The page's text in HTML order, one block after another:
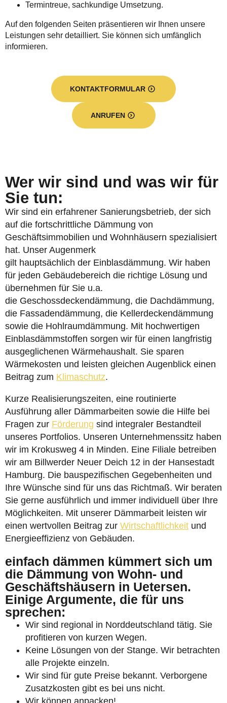
Termintreue, sachkundige Umsetzung.
Auf den folgenden Seiten präsentieren wir Ihnen unsere
Leistungen sehr detailliert. Sie können sich umfänglich
informieren.
KONTAKTFORMULAR
ANRUFEN
Wer wir sind und was wir für
Sie tun:
Wir sind ein erfahrener Sanierungsbetrieb, der sich
auf die fortschrittliche Dämmung von
Geschäftsimmobilien und Wohnhäusern spezialisiert
hat. Unser Augenmerk
gilt hauptsächlich der Einblasdämmung. Wir haben
für jeden Gebäudebereich die richtige Lösung und
übernehmen für Sie u.a.
die Geschossdeckendämmung, die Dachdämmung,
die Fassadendämmung, die Kellerdeckendämmung
sowie die Hohlraumdämmung. Mit hochwertigen
Einblasdämmstoffen sorgen wir für einen langfristig
ausgeglichenen Wärmehaushalt. Sie sparen
Wärmekosten und leisten gleichen Augenblick einen
Beitrag zum Klimaschutz.
Kurze Realisierungszeiten, eine routinierte
Ausführung aller Dämmarbeiten sowie die Hilfe bei
Fragen zur Förderung sind integraler Bestandteil
unseres Portfolios. Unseren Unternehmenssitz haben
wir im Krokusweg 4 in Minden. Eine Filiale betreiben
wir am Billwerder Neuer Deich 12 in der Hansestadt
Hamburg. Die bauspezifischen Gegebenheiten und
Ihre Wünsche sind für uns das Richtmaß. Wir beraten
Sie gerne ausführlich und immer individuell über Ihre
Möglichkeiten. Mit unserer Dämmarbeit leisten wir
einen wertvollen Beitrag zur Wirtschaftlichkeit und
Energieeffizienz von Gebäuden.
einfach dämmen kümmert sich um
die Dämmung von Wohn- und
Geschäftshäusern in Uetersen.
Einige Argumente, die für uns
sprechen:
Wir sind regional in Norddeutschland tätig. Sie
profitieren von kurzen Wegen.
Keine Lösungen von der Stange. Wir betrachten
alle Projekte einzeln.
Wir sind für gute Preise bekannt. Verborgene
Zusatzkosten gibt es bei uns nicht.
Wir können anpacken!